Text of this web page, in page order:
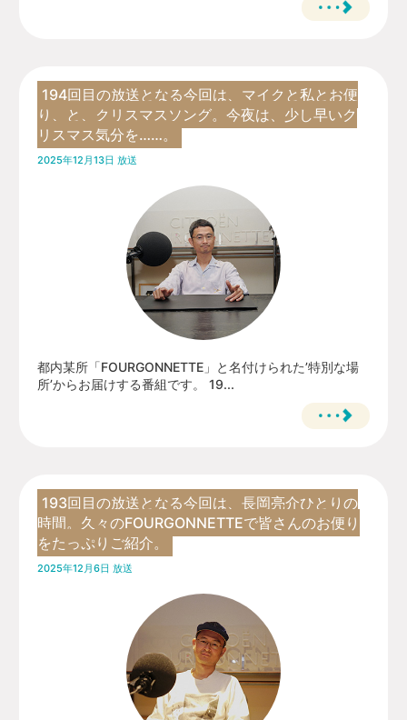
194回目の放送となる今回は、マイクと私とお便
り、と、クリスマスソング。今夜は、少し早いク
リスマス気分を……。
2025年12月13日 放送
都内某所「FOURGONNETTE」と名付けられた’特別な場
所’からお届けする番組です。 19...
193回目の放送となる今回は、長岡亮介ひとりの
時間。久々のFOURGONNETTEで皆さんのお便り
をたっぷりご紹介。
2025年12月6日 放送